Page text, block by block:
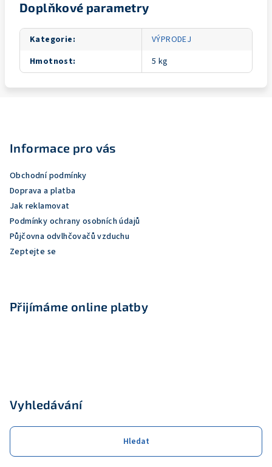
Doplňkové parametry
Kategorie:
VÝPRODEJ
Hmotnost: 5 kg
Informace pro vás
Obchodní podmínky
Doprava a platba
Jak reklamovat
Podmínky ochrany osobních údajů
Půjčovna odvlhčovačů vzduchu
Zeptejte se
Přijímáme online platby
Vyhledávání
Hledat